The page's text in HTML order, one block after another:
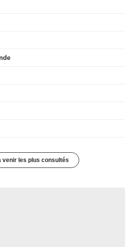
venir les plus consultés